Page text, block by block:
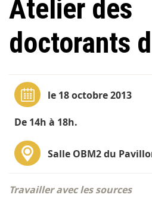
Atelier des
doctorants
le 18 octobre 2013
De 14h à 18h.
Salle OBM2 du
Travailler avec les sources